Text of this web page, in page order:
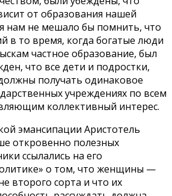
от образования нашей
нам не мешало бы помнить, что
в то время, когда богатые люди
частное образование, был
что все дети и подростки,
получать одинаковое
учреждениях по всем
коллективный интерес.
эмансипации Аристотель
откровенно полезных
ссылались на его
о том, что женщины —
второго сорта и что их